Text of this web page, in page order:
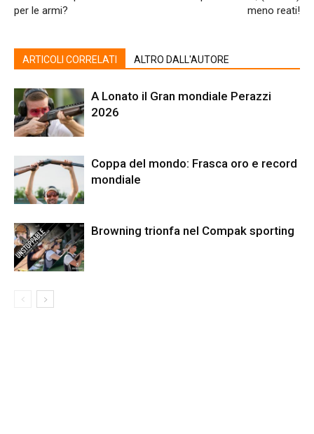
per le armi?
meno reati!
ARTICOLI CORRELATI ALTRO DALL'AUTORE
A Lonato il Gran mondiale Perazzi
2026
Coppa del mondo: Frasca oro e record
mondiale
Browning trionfa nel Compak sporting